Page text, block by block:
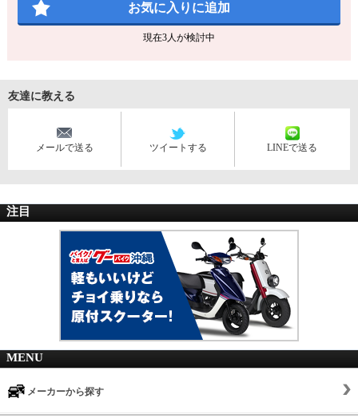
お気に入りに追加
現在3人が検討中
友達に教える
メールで送る ツイートする LINEで送る
注目
MENU
メーカーから探す